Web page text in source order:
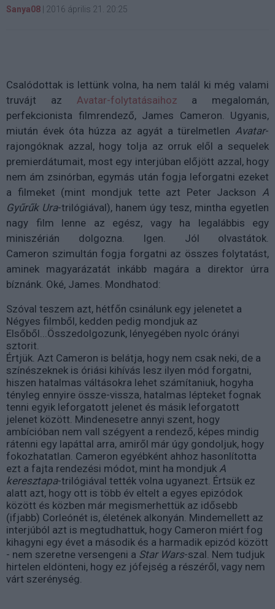
Sanya08 2016 április 21. 20:25
Csalódottak is lettünk volna, ha nem talál ki még valami
truvájt az Avatar-folytatásaihoz a megalomán,
perfekcionista filmrendező, James Cameron. Ugyanis,
miután évek óta húzza az agyát a türelmetlen Avatar-
rajongóknak azzal, hogy tolja az orruk elől a sequelek
premierdátumait, most egy interjúban előjött azzal, hogy
nem ám zsinórban, egymás után fogja leforgatni ezeket
a filmeket (mint mondjuk tette azt Peter Jackson A
Gyűrűk Ura-trilógiával), hanem úgy tesz, mintha egyetlen
nagy film lenne az egész, vagy ha legalábbis egy
miniszérián dolgozna. Igen. Jól olvastátok.
Cameron szimultán fogja forgatni az összes folytatást,
aminek magyarázatát inkább magára a direktor úrra
bíznánk. Oké, James. Mondhatod:
Szóval teszem azt, hétfőn csinálunk egy jelenetet a
Négyes filmből, kedden pedig mondjuk az
Elsőből...Összedolgozunk, lényegében nyolc órányi
sztorit.
Értjük. Azt Cameron is belátja, hogy nem csak neki, de a
színészeknek is óriási kihívás lesz ilyen mód forgatni,
hiszen hatalmas váltásokra lehet számítaniuk, hogyha
tényleg ennyire össze-vissza, hatalmas lépteket fognak
tenni egyik leforgatott jelenet és másik leforgatott
jelenet között. Mindenesetre annyi szent, hogy
ambícióban nem vall szégyent a rendező, képes mindig
rátenni egy lapáttal arra, amiről már úgy gondoljuk, hogy
fokozhatatlan. Cameron egyébként ahhoz hasonlította
ezt a fajta rendezési módot, mint ha mondjuk A
keresztapa-trilógiával tették volna ugyanezt. Értsük ez
alatt azt, hogy ott is több év eltelt a egyes epizódok
között és közben már megismerhettük az idősebb
(ifjabb) Corleónét is, életének alkonyán. Mindemellett az
interjúból azt is megtudhattuk, hogy Cameron miért fog
kihagyni egy évet a második és a harmadik epizód között
- nem szeretne versengeni a Star Wars-szal. Nem tudjuk
hirtelen eldönteni, hogy ez jófejség a részéről, vagy nem
várt szerénység.